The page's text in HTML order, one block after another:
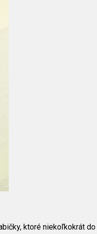
ktoré niekoľkokrát